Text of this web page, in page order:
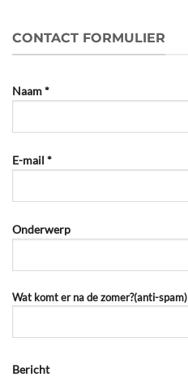
CONTACT FORMULIER
Naam *
E-mail *
Onderwerp
Wat komt er na de zomer?(anti-spam)
Bericht